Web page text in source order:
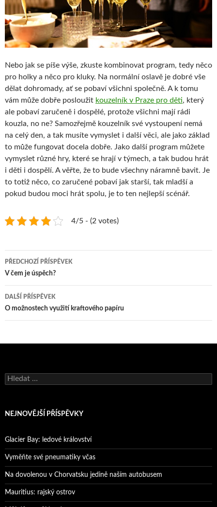
Nebo jak se píše výše, zkuste kombinovat program, tedy něco
pro holky a něco pro kluky. Na normální oslavě je dobré vše
dělat dohromady, ať se pobaví všichni společně. A k tomu
vám může dobře posloužit kouzelník v Praze pro děti, který
ale pobaví zaručeně i dospělé, protože všichni mají rádi
kouzla, no ne? Samozřejmě kouzelník své vystoupení nemá
na celý den, a tak musíte vymyslet i další věci, ale jako základ
to může fungovat docela dobře. Jako další program můžete
vymyslet různé hry, které se hrají v týmech, a tak budou hrát
i děti i dospělí. A věřte, že to bude všechny náramně bavit. Je
to totiž něco, co zaručené pobaví jak starší, tak mladší a
pokud budou moci hrát spolu, je to ten nejlepší scénář.
4/5 - (2 votes)
Navigace
pro
příspěvky
PŘEDCHOZÍ PŘÍSPĚVEK
V čem je úspěch?
DALŠÍ PŘÍSPĚVEK
O možnostech využití kraftového papíru
Vyhledávání
NEJNOVĚJŠÍ PŘÍSPĚVKY
Glacier Bay: ledové království
Vyměňte své pneumatiky včas
Na dovolenou v Chorvatsku jedině naším autobusem
Mauritius: rajský ostrov